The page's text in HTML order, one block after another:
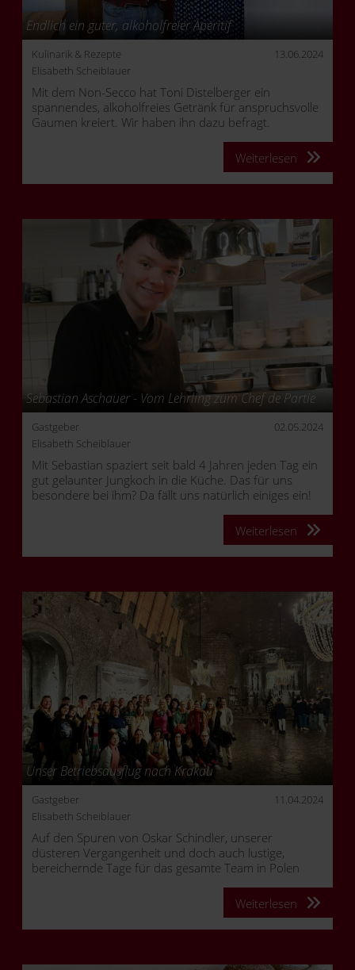
Endlich ein guter, alkoholfreier Aperitif
Kulinarik & Rezepte
13.06.2024
Elisabeth Scheiblauer
Mit dem Non-Secco hat Toni Distelberger ein
spannendes, alkoholfreies Getränk für anspruchsvolle
Gaumen kreiert. Wir haben ihn dazu befragt.
Weiterlesen
Sebastian Aschauer - Vom Lehrling zum Chef de Partie
Gastgeber
02.05.2024
Elisabeth Scheiblauer
Mit Sebastian spaziert seit bald 4 Jahren jeden Tag ein
gut gelaunter Jungkoch in die Küche. Das für uns
besondere bei ihm? Da fällt uns natürlich einiges ein!
Weiterlesen
Unser Betriebsausflug nach Krakau
Gastgeber
11.04.2024
Elisabeth Scheiblauer
Auf den Spuren von Oskar Schindler, unserer
düsteren Vergangenheit und doch auch lustige,
bereichernde Tage für das gesamte Team in Polen
Weiterlesen